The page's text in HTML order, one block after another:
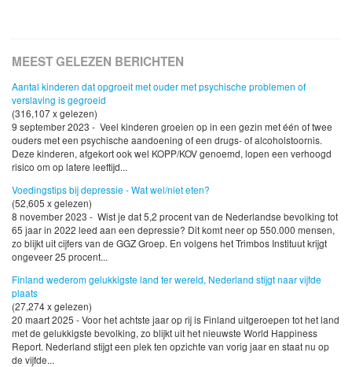
MEEST GELEZEN BERICHTEN
Aantal kinderen dat opgroeit met ouder met psychische problemen of
verslaving is gegroeid
(316,107 x gelezen)
9 september 2023 - Veel kinderen groeien op in een gezin met één of twee
ouders met een psychische aandoening of een drugs- of alcoholstoornis.
Deze kinderen, afgekort ook wel KOPP/KOV genoemd, lopen een verhoogd
risico om op latere leeftijd...
Voedingstips bij depressie - Wat wel/niet eten?
(52,605 x gelezen)
8 november 2023 - Wist je dat 5,2 procent van de Nederlandse bevolking tot
65 jaar in 2022 leed aan een depressie? Dit komt neer op 550.000 mensen,
zo blijkt uit cijfers van de GGZ Groep. En volgens het Trimbos Instituut krijgt
ongeveer 25 procent...
Finland wederom gelukkigste land ter wereld, Nederland stijgt naar vijfde
plaats
(27,274 x gelezen)
20 maart 2025 - Voor het achtste jaar op rij is Finland uitgeroepen tot het land
met de gelukkigste bevolking, zo blijkt uit het nieuwste World Happiness
Report. Nederland stijgt een plek ten opzichte van vorig jaar en staat nu op
de vijfde...